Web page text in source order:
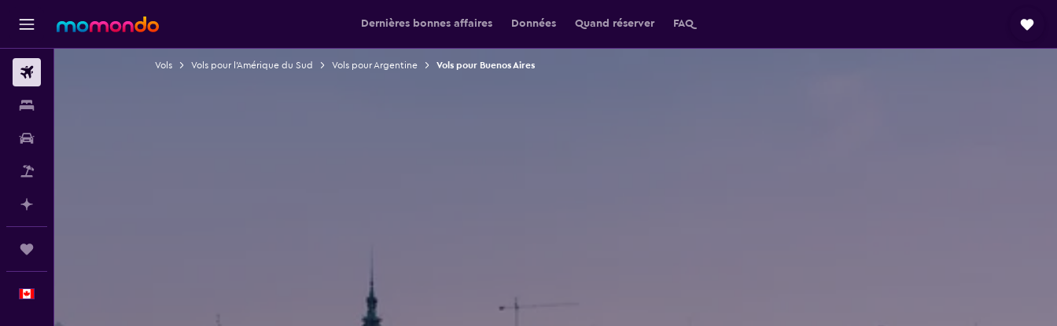
Dernières bonnes affaires Données Quand réserver FAQ
Vols Vols pour l'Amérique du Sud Vols pour Argentine Vols pour Buenos Aires